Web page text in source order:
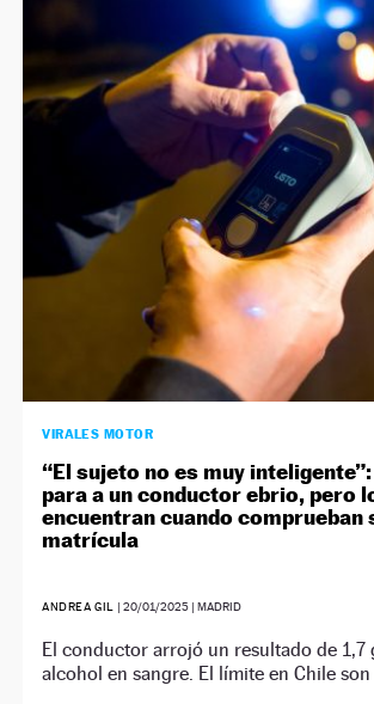
VIRALES MOTOR
“El sujeto no es muy
para a un conductor ebrio, pero
encuentran cuando comprueban
matrícula
ANDREA GIL | 20/01/2025| MADRID
El conductor arrojó un resultado de 1,7
alcohol en sangre. El límite en Chile son